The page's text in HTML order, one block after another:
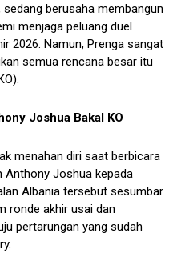
berusaha membangun
menjaga peluang duel
2026. Namun, Prenga sangat
semua rencana besar itu
Joshua Bakal KO
menahan diri saat berbicara
Anthony Joshua kepada
Albania tersebut sesumbar
ronde akhir usai dan
pertarungan yang sudah